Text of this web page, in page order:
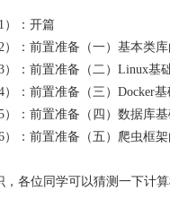
）：开篇
）：前置准备（一）基本类
）：前置准备（二）Linux基
：前置准备（三）Docker基
）：前置准备（四）数据库基
）：前置准备（五）爬虫框
，各位同学可以猜测一下计